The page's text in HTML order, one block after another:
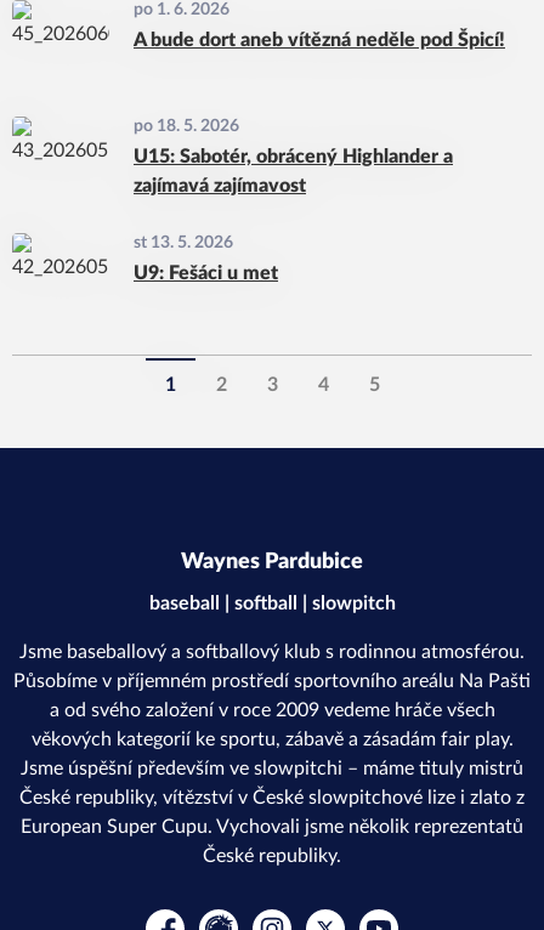
po 1. 6. 2026
A bude dort aneb vítězná neděle pod Špicí!
po 18. 5. 2026
U15: Sabotér, obrácený Highlander a
zajímavá zajímavost
st 13. 5. 2026
U9: Fešáci u met
1 2 3 4 5
Waynes Pardubice
baseball | softball | slowpitch
Jsme baseballový a softballový klub s rodinnou atmosférou.
Působíme v příjemném prostředí sportovního areálu Na Pašti
a od svého založení v roce 2009 vedeme hráče všech
věkových kategorií ke sportu, zábavě a zásadám fair play.
Jsme úspěšní především ve slowpitchi – máme tituly mistrů
České republiky, vítězství v České slowpitchové lize i zlato z
European Super Cupu. Vychovali jsme několik reprezentatů
České republiky.